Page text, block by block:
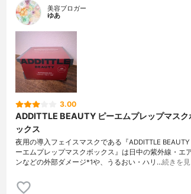
美容ブロガー
ゆあ
3.00
ADDITTLE BEAUTY ピーエムプレップマスク
ックス
夜用の導入フェイスマスクである『ADDITTLE
ーエムプレップマスクボックス』は日中の紫外線・エ
ンなどの外部ダメージ*1や、うるおい・ハリ…続きを